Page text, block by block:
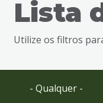
busca
Ir
Lista
Utilize os filtros
- Qualquer -